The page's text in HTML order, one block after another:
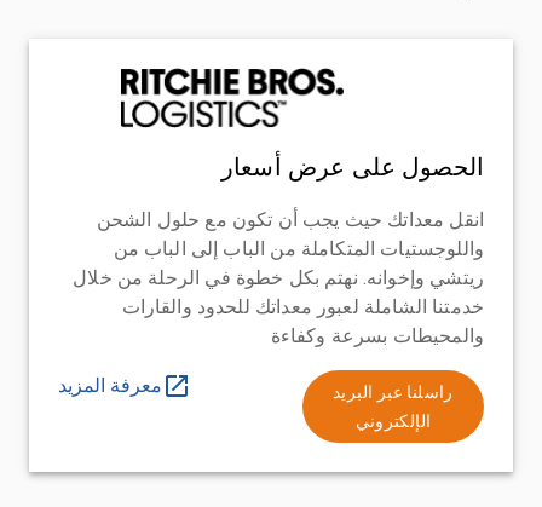
الحصول على عرض أسعار
انقل معداتك حيث يجب أن تكون مع حلول الشحن
واللوجستيات المتكاملة من الباب إلى الباب من
ريتشي وإخوانه. نهتم بكل خطوة في الرحلة من خلال
خدمتنا الشاملة لعبور معداتك للحدود والقارات
والمحيطات بسرعة وكفاءة
راسلنا عبر البريد
الإلكتروني
معرفة المزيد